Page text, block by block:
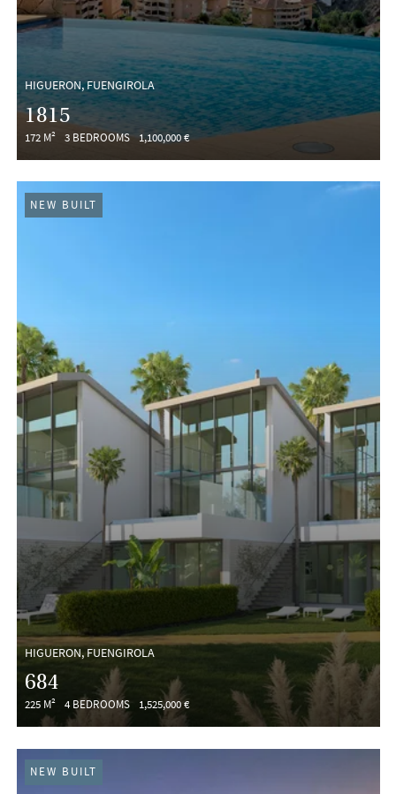
HIGUERON, FUENGIROLA
1815
172 M² 3 BEDROOMS 1,100,000 €
HIGUERON, FUENGIROLA
684
225 M² 4 BEDROOMS 1,525,000 €
NEW BUILT
NEW BUILT